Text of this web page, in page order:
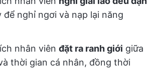
nghỉ ngơi và nạp lại năng
nhân viên đặt ra ranh giới giữa
thời gian cá nhân, đồng thời